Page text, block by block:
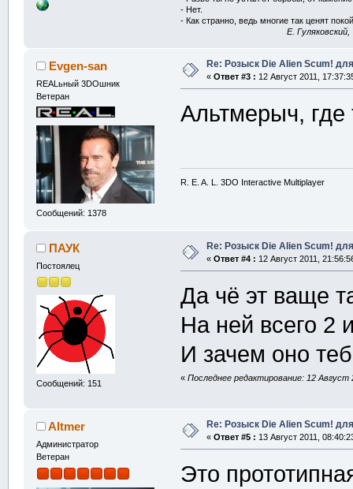
- Нет.
- Как странно, ведь многие так ценят
E.
Evgen-san
REALьный 3DOшник
Ветеран
Сообщений: 1378
Re: Розыск Die Alien Scum!
« Ответ #3 : 12 Август 2011,
Альтмерыч,
R. E. A. L. 3DO Interactive Multiplayer
ПАУК
Постоялец
Сообщений: 151
Re: Розыск Die Alien Scum!
« Ответ #4 : 12 Август 2011,
Да чё эт ваще
На ней всего 2
И зачем оно
«Последнее редактирование: 12
Altmer
Администратор
Ветеран
Re: Розыск Die Alien Scum!
« Ответ #5 : 13 Август 2011,
Это